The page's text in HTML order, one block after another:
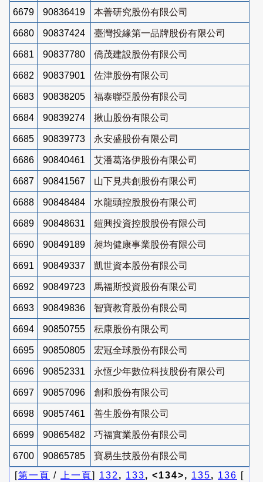
6679 90836419 本善研究股份有限公司
6680 90837424 臺灣投緣第一品牌股份有限公司
6681 90837780 僑茂建設股份有限公司
6682 90837901 佐津股份有限公司
6683 90838205 福泰聯亞股份有限公司
6684 90839274 揪山股份有限公司
6685 90839773 永安盛股份有限公司
6686 90840461 艾潘葛洛伊股份有限公司
6687 90841567 山下見共創股份有限公司
6688 90848484 水龍頭控股股份有限公司
6689 90848631 鎧興投資控股股份有限公司
6690 90849189 昶均健康事業股份有限公司
6691 90849337 凱世資本股份有限公司
6692 90849723 馬福斯投資股份有限公司
6693 90849836 智寶教育股份有限公司
6694 90850755 秐康股份有限公司
6695 90850805 宏冠全球股份有限公司
6696 90852331 永恆少年數位科技股份有限公司
6697 90857096 創和股份有限公司
6698 90857461 善生股份有限公司
6699 90865482 巧福實業股份有限公司
6700 90865785
寶易生技股份有限公司
[第一頁 / 上一頁] 132 , 133, <134>, 135, 136 [